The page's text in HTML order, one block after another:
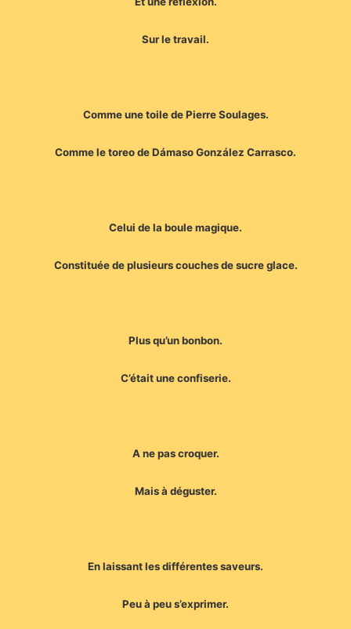
Sur le travail.
Comme une toile de Pierre Soulages.
Comme le toreo de Dámaso González Carrasco.
Celui de la boule magique.
Constituée de plusieurs couches de sucre glace.
Plus qu’un bonbon.
C’était une confiserie.
A ne pas croquer.
Mais à déguster.
En laissant les différentes saveurs.
Peu à peu s’exprimer.